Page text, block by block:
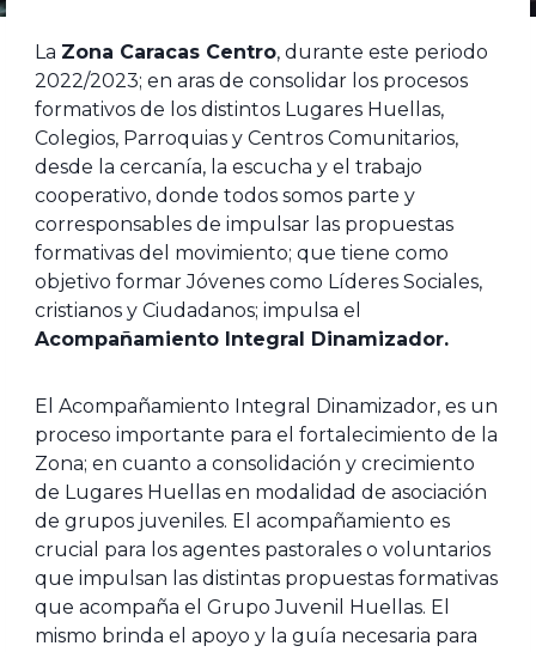
La Zona Caracas Centro, durante este periodo
2022/2023; en aras de consolidar los procesos
formativos de los distintos Lugares Huellas,
Colegios, Parroquias y Centros Comunitarios,
desde la cercanía, la escucha y el trabajo
cooperativo, donde todos somos parte y
corresponsables de impulsar las propuestas
formativas del movimiento; que tiene como
objetivo formar Jóvenes como Líderes Sociales,
cristianos y Ciudadanos; impulsa el
Acompañamiento Integral Dinamizador.
El Acompañamiento Integral Dinamizador, es un
proceso importante para el fortalecimiento de la
Zona; en cuanto a consolidación y crecimiento
de Lugares Huellas en modalidad de asociación
de grupos juveniles. El acompañamiento es
crucial para los agentes pastorales o voluntarios
que impulsan las distintas propuestas formativas
que acompaña el Grupo Juvenil Huellas. El
mismo brinda el apoyo y la guía necesaria para